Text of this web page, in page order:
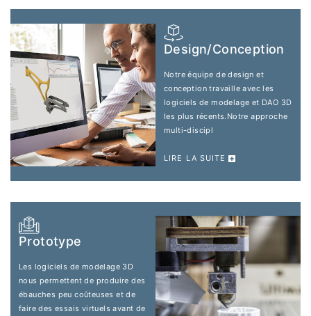
Design/Conception
Notre équipe de design et
conception travaille avec les
logiciels de modelage et DAO 3D
les plus récents.Notre approche
multi-discipl
LIRE LA SUITE
Prototype
Les logiciels de modelage 3D
nous permettent de produire des
ébauches peu coûteuses et de
faire des essais virtuels avant de